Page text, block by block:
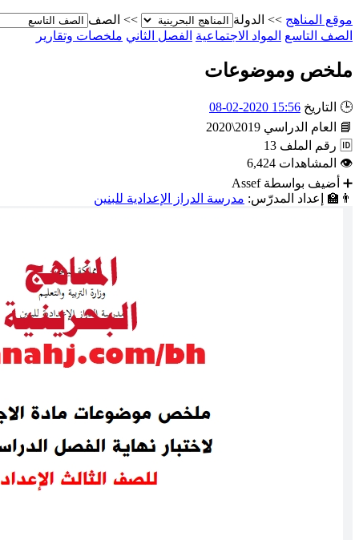
موقع المناهج >> الدولة >> الصف
الصف التاسع المواد الاجتماعية الفصل الثاني ملخصات وتقارير
ملخص وموضوعات
🕒 التاريخ 15:56 2020-02-08
📘
العام الدراسي 2019\2020
🆔 رقم الملف 13
👁 المشاهدات 6,424
➕ أضيف بواسطة Assef
👨‍🏫
إعداد المدرّس: مدرسة الدراز الإعدادية للبنين